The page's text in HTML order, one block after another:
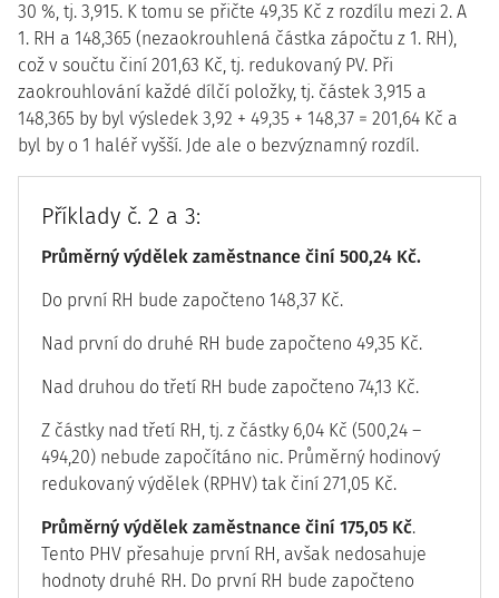
30 %, tj. 3,915. K tomu se přičte 49,35 Kč z rozdílu mezi 2. A
1. RH a 148,365 (nezaokrouhlená částka zápočtu z 1. RH),
což v součtu činí 201,63 Kč, tj. redukovaný PV. Při
zaokrouhlování každé dílčí položky, tj. částek 3,915 a
148,365 by byl výsledek 3,92 + 49,35 + 148,37 = 201,64 Kč a
byl by o 1 haléř vyšší. Jde ale o bezvýznamný rozdíl.
Příklady č. 2 a 3:
Průměrný výdělek zaměstnance činí 500,24 Kč.
Do první RH bude započteno 148,37 Kč.
Nad první do druhé RH bude započteno 49,35 Kč.
Nad druhou do třetí RH bude započteno 74,13 Kč.
Z částky nad třetí RH, tj. z částky 6,04 Kč (500,24 –
494,20) nebude započítáno nic. Průměrný hodinový
redukovaný výdělek (RPHV) tak činí 271,05 Kč.
Průměrný výdělek zaměstnance činí 175,05 Kč.
Tento PHV přesahuje první RH, avšak nedosahuje
hodnoty druhé RH. Do první RH bude započteno